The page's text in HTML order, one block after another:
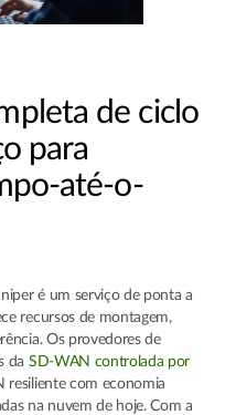
de ciclo
para
até-o-
é um serviço de ponta a
recursos de montagem,
Os provedores de
da SD-WAN controlada por
com economia
na nuvem de hoje. Com a